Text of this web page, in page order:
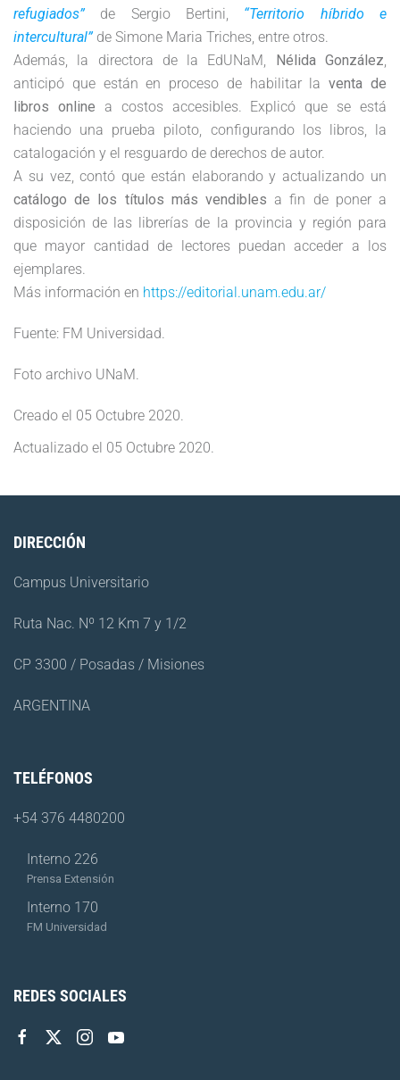
refugiados” de Sergio Bertini, “Territorio híbrido e
intercultural” de Simone Maria Triches, entre otros.
Además, la directora de la EdUNaM, Nélida González,
anticipó que están en proceso de habilitar laventa de
libros online a costos accesibles. Explicó que se está
haciendo una prueba piloto, configurando los libros, la
catalogación y el resguardo de derechos de autor.
A su vez, contó que están elaborando y actualizando un
catálogo de los títulos más vendibles a fin de poner a
disposición de las librerías de la provincia y región para
que mayor cantidad de lectores puedan acceder a los
ejemplares.
Más información en https://editorial.unam.edu.ar/
Fuente: FM Universidad.
Foto archivo UNaM.
Creado el 05 Octubre 2020.
Actualizado el 05 Octubre 2020.
DIRECCIÓN
Campus Universitario
Ruta Nac. Nº 12 Km 7 y 1/2
CP 3300 / Posadas / Misiones
ARGENTINA
TELÉFONOS
+54 376 4480200
Interno 226
Prensa Extensión
Interno 170
FM Universidad
REDES SOCIALES